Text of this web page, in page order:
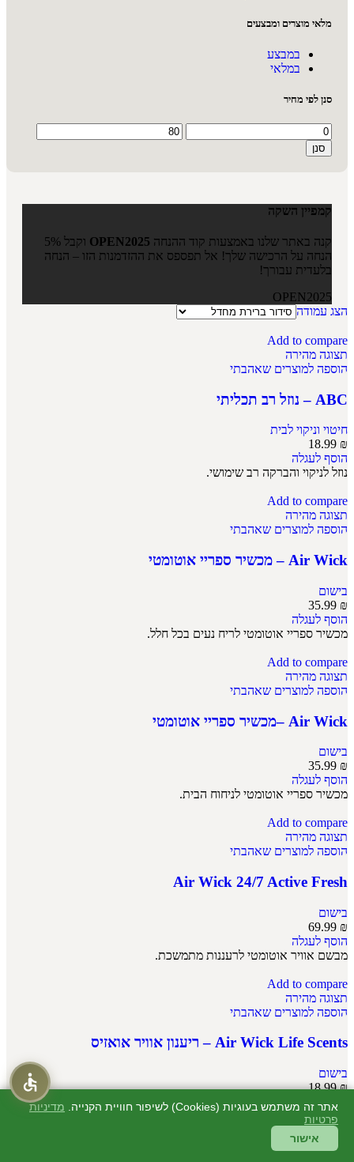
מלאי מוצרים ומבצעים
במבצע
במלאי
סנן לפי מחיר
סנן
קמפיין השקה
קנה באתר שלנו באמצעות קוד ההנחה OPEN2025
וקבל 5%
הנחה על הרכישה שלך! אל תפספס את ההזדמנות הזו – הנחה
בלעדית עבורך!
OPEN2025
הצג עמודה
Add to compare
תצוגה מהירה
הוספה למוצרים שאהבתי
ABC – נוזל רב תכליתי
חיטוי וניקוי לבית
18.99 ₪
הוסף לעגלה
נוזל לניקוי והברקה רב שימושי.
Add to compare
תצוגה מהירה
הוספה למוצרים שאהבתי
Air Wick – מכשיר ספריי אוטומטי
בישום
35.99 ₪
הוסף לעגלה
מכשיר ספריי אוטומטי לריח נעים בכל חלל.
Add to compare
תצוגה מהירה
הוספה למוצרים שאהבתי
Air Wick –מכשיר ספריי אוטומטי
בישום
35.99 ₪
הוסף לעגלה
מכשיר ספריי אוטומטי לניחוח הבית.
Add to compare
תצוגה מהירה
הוספה למוצרים שאהבתי
Air Wick 24/7 Active Fresh
בישום
69.99 ₪
הוסף לעגלה
מבשם אוויר אוטומטי לרעננות מתמשכת.
Add to compare
תצוגה מהירה
הוספה למוצרים שאהבתי
Air Wick Life Scents – ריענון אוויר אואזיס
בישום
18.99₪
הוסף לעגלה
מבשם אוויר בניחוח אואזיס לרעננות מתמשכת.
Add to compare
אתר זה משתמש בעוגיות (Cookies) לשיפור חוויית הקנייה.
מדיניות
פרטיות
אישור